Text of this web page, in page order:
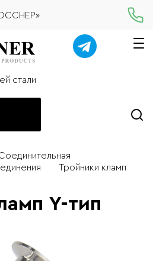
стали
Тройники кламп
Y-тип